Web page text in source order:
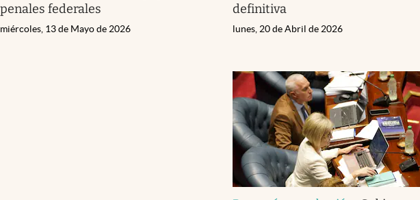
penales federales
miércoles, 13 de Mayo de 2026
definitiva
lunes, 20 de Abril de 2026